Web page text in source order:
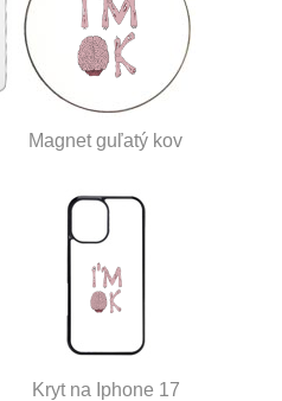
Magnet guľatý kov
Kryt na Iphone 17